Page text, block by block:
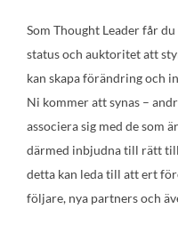
Som Thought Leader får
status och auktoritet att
kan skapa förändring och
Ni kommer att synas –
associera sig med de som
därmed inbjudna till rätt
detta kan leda till att ert
följare, nya partners och